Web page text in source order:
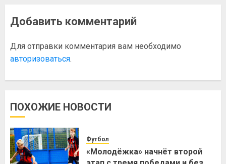
Добавить комментарий
Для отправки комментария вам необходимо
авторизоваться.
ПОХОЖИЕ НОВОСТИ
Футбол
«Молодёжка» начнёт второй